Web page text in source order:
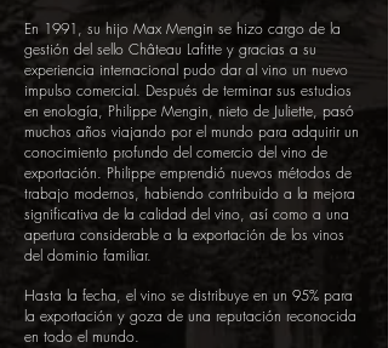
En 1991, su hijo Max Mengin se hizo cargo de la
gestión del sello Château Lafitte y gracias a su
experiencia internacional pudo dar al vino un nuevo
impulso comercial. Después de terminar sus estudios
en enología, Philippe Mengin, nieto de Juliette, pasó
muchos años viajando por el mundo para adquirir un
conocimiento profundo del comercio del vino de
exportación. Philippe emprendió nuevos métodos de
trabajo modernos, habiendo contribuido a la mejora
significativa de la calidad del vino, así como a una
apertura considerable a la exportación de los vinos
del dominio familiar.
Hasta la fecha, el vino se distribuye en un 95% para
la exportación y goza de una reputación reconocida
en todo el mundo.